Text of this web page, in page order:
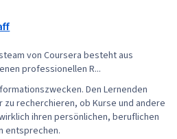
Server-
Cloud Computing, Server,
Beratung, System-Konfiguration,
Cloud-Infrastruktur,
Cloud-Management, Prompt
Tools, Google Gemini, Generative
von Coursera besteht aus
professionellen R...
Den Lernenden
recherchieren, ob Kurse und andere
ihren persönlichen, beruflichen
entsprechen.